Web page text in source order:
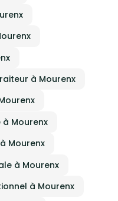
à Mourenx
Mourenx
Mourenx
à Mourenx
à Mourenx